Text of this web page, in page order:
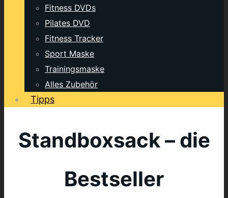
Fitness DVDs
Pilates DVD
Fitness Tracker
Sport Maske
Trainingsmaske
Alles Zubehör
Tipps
Standboxsack – die
Bestseller